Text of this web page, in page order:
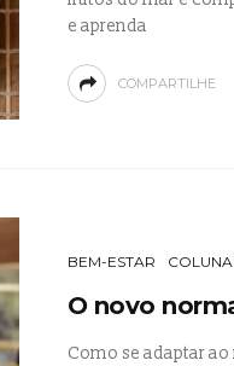
e aprenda
COMPARTILHE
BEM-ESTAR
O novo
Como se adaptar